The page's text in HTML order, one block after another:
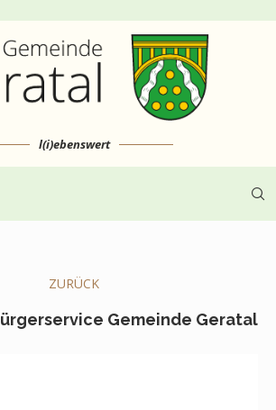
l(i)ebenswert
ZURÜCK
Gemeinde Geratal